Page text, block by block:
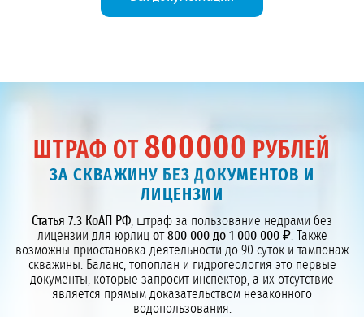
ШТРАФ ОТ 800000 РУБЛЕЙ
ЗА СКВАЖИНУ БЕЗ ДОКУМЕНТОВ И
ЛИЦЕНЗИИ
Статья 7.3 КоАП РФ , штраф за пользование недрами без
лицензии для юрлиц от 800 000 до 1 000 000 ₽. Также
возможны приостановка деятельности до 90 суток и тампонаж
скважины. Баланс, топоплан и гидрогеология это первые
документы, которые запросит инспектор, а их отсутствие
является прямым доказательством незаконного
водопользования.